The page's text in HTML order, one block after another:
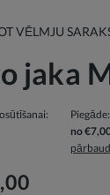
VĒLMJU
jaka
Piegāde:
no